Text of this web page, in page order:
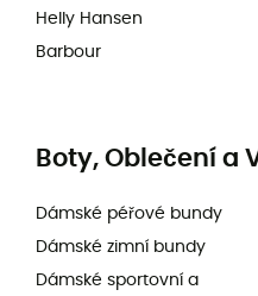
Helly Hansen
Barbour
Boty, Oblečení a
Dámské péřové bundy
Dámské zimní bundy
Dámské sportovní a